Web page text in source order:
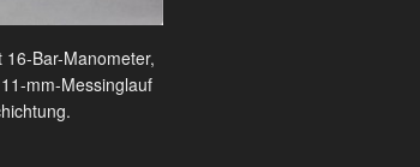
Bar-Manometer,
mm-Messinglauf